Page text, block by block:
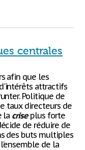
centrales
afin que les
attractifs
Politique de
taux directeurs de
la criseplus forte
de réduire de
des buts multiples
de la